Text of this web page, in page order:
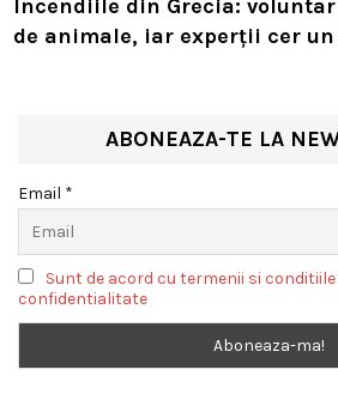
Incendiile din Grecia:
de animale, iar experții cer
ABONEAZA-TE LA
Email *
Sunt de acord cu termenii si
confidentialitate